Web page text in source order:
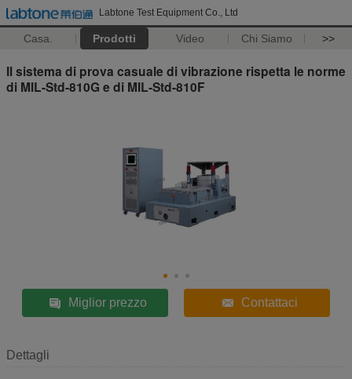
Labtone Test Equipment Co., Ltd
Casa. Prodotti Video Chi Siamo >>
Il sistema di prova casuale di vibrazione rispetta le norme
di MIL-Std-810G e di MIL-Std-810F
Miglior prezzo Contattaci
Dettagli